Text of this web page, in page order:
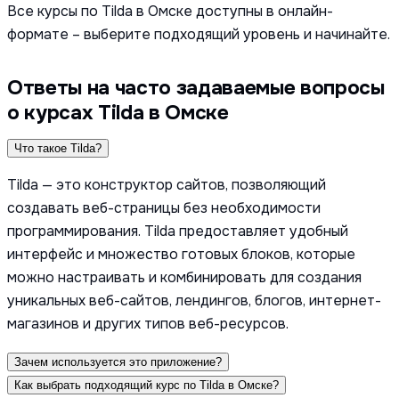
Все курсы по Tilda в Омске доступны в онлайн-
формате – выберите подходящий уровень и начинайте.
Ответы на часто задаваемые вопросы
о курсах Tilda в Омске
Что такое Tilda?
Tilda — это конструктор сайтов, позволяющий
создавать веб-страницы без необходимости
программирования. Tilda предоставляет удобный
интерфейс и множество готовых блоков, которые
можно настраивать и комбинировать для создания
уникальных веб-сайтов, лендингов, блогов, интернет-
магазинов и других типов веб-ресурсов.
Зачем используется это приложение?
Как выбрать подходящий курс по Tilda в Омске?